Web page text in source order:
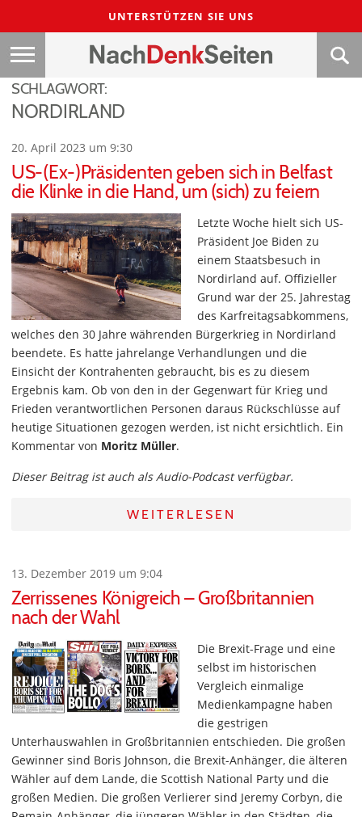
UNTERSTÜTZEN SIE UNS
SCHLAGWORT:
NORDIRLAND
20. April 2023 um 9:30
US-(Ex-)Präsidenten geben sich in Belfast
die Klinke in die Hand, um (sich) zu feiern
Letzte Woche hielt sich US-
Präsident Joe Biden zu
einem Staatsbesuch in
Nordirland auf. Offizieller
Grund war der 25. Jahrestag
des Karfreitagsabkommens,
welches den 30 Jahre währenden Bürgerkrieg in Nordirland
beendete. Es hatte jahrelange Verhandlungen und die
Einsicht der Kontrahenten gebraucht, bis es zu diesem
Ergebnis kam. Ob von den in der Gegenwart für Krieg und
Frieden verantwortlichen Personen daraus Rückschlüsse auf
heutige Situationen gezogen werden, ist nicht ersichtlich. Ein
Kommentar von Moritz Müller.
Dieser Beitrag ist auch als Audio-Podcast verfügbar.
WEITERLESEN
13. Dezember 2019 um 9:04
Zerrissenes Königreich – Großbritannien
nach der Wahl
Die Brexit-Frage und eine
selbst im historischen
Vergleich einmalige
Medienkampagne haben
die gestrigen
Unterhauswahlen in Großbritannien entschieden. Die großen
Gewinner sind Boris Johnson, die Brexit-Anhänger, die älteren
Wähler auf dem Lande, die Scottish National Party und die
großen Medien. Die großen Verlierer sind Jeremy Corbyn, die